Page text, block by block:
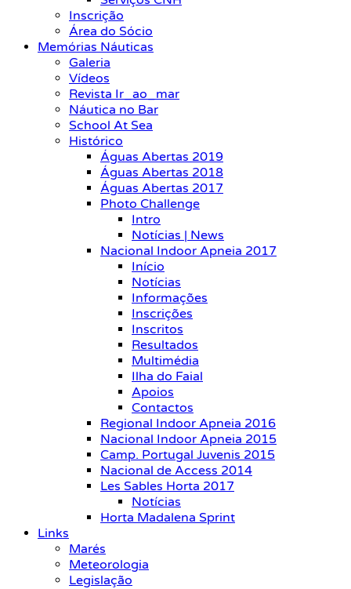
Inscrição
Área do Sócio
Memórias Náuticas
Galeria
Vídeos
Revista Ir_ao_mar
Náutica no Bar
School At Sea
Histórico
Águas Abertas 2019
Águas Abertas 2018
Águas Abertas 2017
Photo Challenge
Intro
Notícias | News
Nacional Indoor Apneia 2017
Início
Notícias
Informações
Inscrições
Inscritos
Resultados
Multimédia
Ilha do Faial
Apoios
Contactos
Regional Indoor Apneia 2016
Nacional Indoor Apneia 2015
Camp. Portugal Juvenis 2015
Nacional de Access 2014
Les Sables Horta 2017
Notícias
Horta Madalena Sprint
Links
Marés
Meteorologia
Legislação